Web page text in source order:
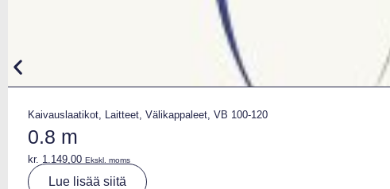
Kaivauslaatikot, Laitteet, Välikappaleet, VB 100-120
0.8 m
kr. 1.149,00 Ekskl. moms
Lue lisää siitä